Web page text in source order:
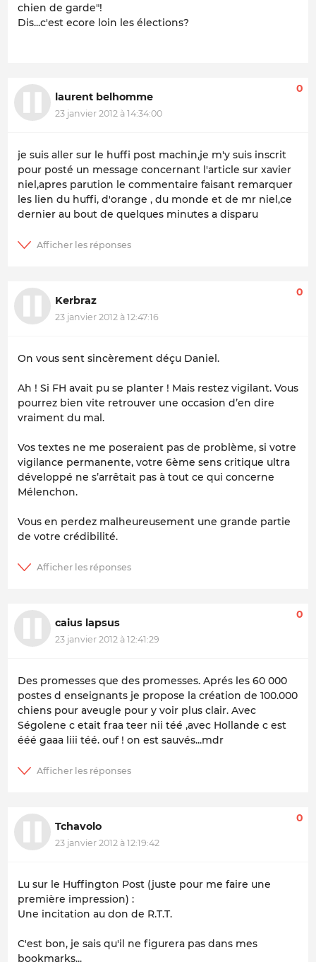
chien de garde"!
Dis...c'est ecore loin les élections?
laurent belhomme
23 janvier 2012 à 14:34:00
0
je suis aller sur le huffi post machin,je m'y suis inscrit
pour posté un message concernant l'article sur xavier
niel,apres parution le commentaire faisant remarquer
les lien du huffi, d'orange , du monde et de mr niel,ce
dernier au bout de quelques minutes a disparu
Kerbraz
23 janvier 2012 à 12:47:16
0
On vous sent sincèrement déçu Daniel.
Ah ! Si FH avait pu se planter ! Mais restez vigilant. Vous
pourrez bien vite retrouver une occasion d’en dire
vraiment du mal.
Vos textes ne me poseraient pas de problème, si votre
vigilance permanente, votre 6ème sens critique ultra
développé ne s’arrêtait pas à tout ce qui concerne
Mélenchon.
Vous en perdez malheureusement une grande partie
de votre crédibilité.
caius lapsus
23 janvier 2012 à 12:41:29
0
Des promesses que des promesses. Aprés les 60 000
postes d enseignants je propose la création de 100.000
chiens pour aveugle pour y voir plus clair. Avec
Ségolene c etait fraa teer nii téé ,avec Hollande c est
ééé gaaa liii téé. ouf ! on est sauvés...mdr
Tchavolo
23 janvier 2012 à 12:19:42
0
Lu sur le Huffington Post (juste pour me faire une
première impression) :
Une incitation au don de R.T.T.
C'est bon, je sais qu'il ne figurera pas dans mes
bookmarks...